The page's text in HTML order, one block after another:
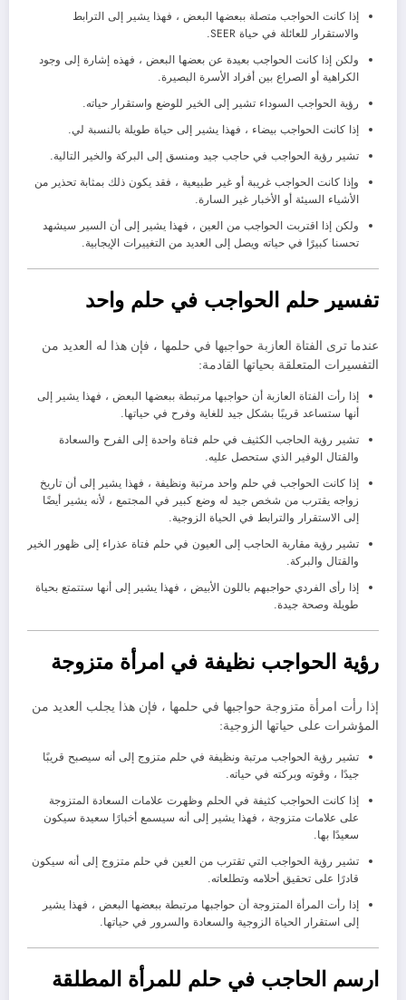
إذا كانت الحواجب متصلة ببعضها البعض ، فهذا يشير إلى الترابط
والاستقرار للعائلة في حياة SEER.
ولكن إذا كانت الحواجب بعيدة عن بعضها البعض ، فهذه إشارة إلى وجود
الكراهية أو الصراع بين أفراد الأسرة البصيرة.
رؤية الحواجب السوداء تشير إلى الخير للوضع واستقرار حياته.
إذا كانت الحواجب بيضاء ، فهذا يشير إلى حياة طويلة بالنسبة لي.
تشير رؤية الحواجب في حاجب جيد ومنسق إلى البركة والخير التالية.
وإذا كانت الحواجب غريبة أو غير طبيعية ، فقد يكون ذلك بمثابة تحذير من
الأشياء السيئة أو الأخبار غير السارة.
ولكن إذا اقتربت الحواجب من العين ، فهذا يشير إلى أن السير سيشهد
تحسنا كبيرًا في حياته ويصل إلى العديد من التغييرات الإيجابية.
تفسير حلم الحواجب في حلم واحد
عندما ترى الفتاة العازبة حواجبها في حلمها ، فإن هذا له العديد من
التفسيرات المتعلقة بحياتها القادمة:
إذا رأت الفتاة العازبة أن حواجبها مرتبطة ببعضها البعض ، فهذا يشير إلى
أنها ستساعد قريبًا بشكل جيد للغاية وفرح في حياتها.
تشير رؤية الحاجب الكثيف في حلم فتاة واحدة إلى الفرح والسعادة
والقتال الوفير الذي ستحصل عليه.
إذا كانت الحواجب في حلم واحد مرتبة ونظيفة ، فهذا يشير إلى أن تاريخ
زواجه يقترب من شخص جيد له وضع كبير في المجتمع ، لأنه يشير أيضًا
إلى الاستقرار والترابط في الحياة الزوجية.
تشير رؤية مقاربة الحاجب إلى العيون في حلم فتاة عذراء إلى ظهور الخير
والقتال والبركة.
إذا رأى الفردي حواجبهم باللون الأبيض ، فهذا يشير إلى أنها ستتمتع بحياة
طويلة وصحة جيدة.
رؤية الحواجب نظيفة في امرأة متزوجة
إذا رأت امرأة متزوجة حواجبها في حلمها ، فإن هذا يجلب العديد من
المؤشرات على حياتها الزوجية:
تشير رؤية الحواجب مرتبة ونظيفة في حلم متزوج إلى أنه سيصبح قريبًا
جيدًا ، وقوته وبركته في حياته.
إذا كانت الحواجب كثيفة في الحلم وظهرت علامات السعادة المتزوجة
على علامات متزوجة ، فهذا يشير إلى أنه سيسمع أخبارًا سعيدة سيكون
سعيدًا بها.
تشير رؤية الحواجب التي تقترب من العين في حلم متزوج إلى أنه سيكون
قادرًا على تحقيق أحلامه وتطلعاته.
إذا رأت المرأة المتزوجة أن حواجبها مرتبطة ببعضها البعض ، فهذا يشير
إلى استقرار الحياة الزوجية والسعادة والسرور في حياتها.
ارسم الحاجب في حلم للمرأة المطلقة